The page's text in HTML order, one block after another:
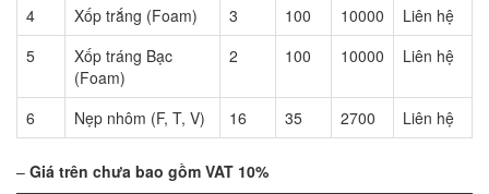
4
Xốp trắng (Foam) 3 100 10000
Liên hệ
5
Xốp tráng Bạc
(Foam)
2 100 10000 Liên hệ
6 Nẹp nhôm (F, T, V) 16 35 2700 Liên hệ
– Giá trên chưa bao gồm VAT 10%
SÀN GỖ SỒI MỸ FJ 15*90*1820